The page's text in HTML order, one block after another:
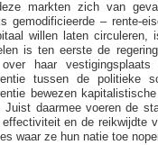
markten zich van
gemodificieerde – rente-
willen laten
is ten eerste de
haar
tussen de politieke
bewezen
Juist daarmee voeren de
en de reikwijdte
waar ze hun natie toe